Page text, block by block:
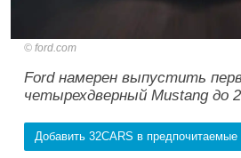
ford.com
Ford намерен выпустить
четырехдверный Mustang до
Добавить 32CARS в предпочитаемые